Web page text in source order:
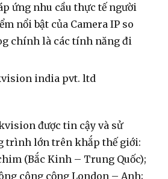
ứng nhu cầu thực tế người
nổi bật của Camera IP so
chính là các tính năng đi
được tin cậy và sử
trình lớn trên khắp thế giới:
(Bắc Kinh – Trung Quốc);
công cộng London – Anh;